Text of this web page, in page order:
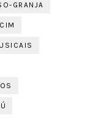
GRANJA